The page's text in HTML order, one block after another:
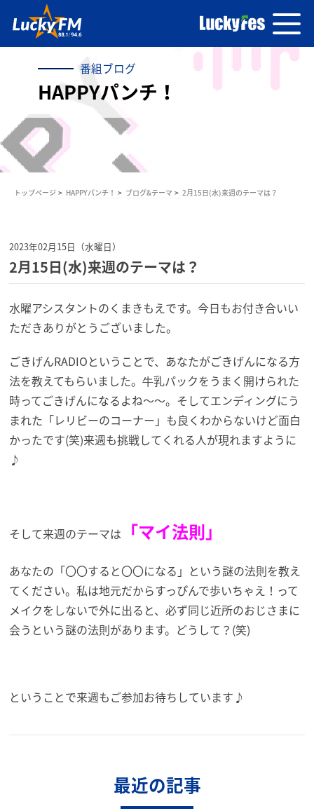
番組ブログ
HAPPYパンチ！
トップページ HAPPYパンチ！ ブログ&テーマ 2月15日(水)来週のテーマは？
2023年02月15日（水曜日）
2月15日(水)来週のテーマは？
水曜アシスタントのくまきもえです。今日もお付き合いい
ただきありがとうございました。
ごきげんRADIOということで、あなたがごきげんになる方
法を教えてもらいました。牛乳パックをうまく開けられた
時ってごきげんになるよね～～。そしてエンディングにう
まれた「レリビーのコーナー」も良くわからないけど面白
かったです(笑)来週も挑戦してくれる人が現れますように
♪
そして来週のテーマは 「マイ法則」
あなたの「〇〇すると〇〇になる」という謎の法則を教え
てください。私は地元だからすっぴんで歩いちゃえ！って
メイクをしないで外に出ると、必ず同じ近所のおじさまに
会うという謎の法則があります。どうして？(笑)
ということで来週もご参加お待ちしています♪
最近の記事